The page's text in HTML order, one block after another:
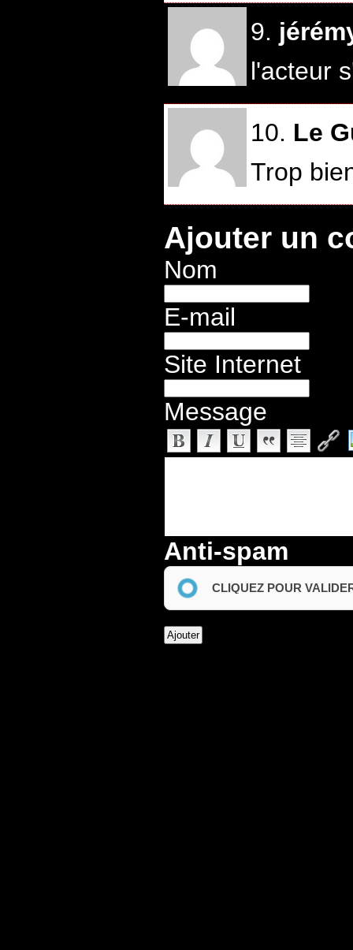
9.
l'acteur
10. Le
Trop
Ajouter un
Nom
E-mail
Site Internet
Message
Anti-spam
CLIQUEZ POUR